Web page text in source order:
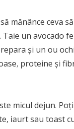
mănânce ceva
un avocado
și un ou
proteine și
micul dejun.
iaurt sau toast